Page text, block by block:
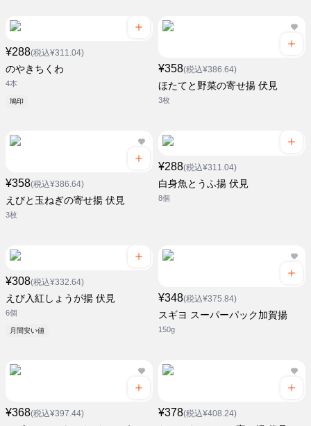
¥288(税込¥311.04)
のやきちくわ
4本
鳩印
¥358(税込¥386.64)
ほたてと野菜の寄せ揚 伏見
3枚
¥358(税込¥386.64)
えびと玉ねぎの寄せ揚 伏見
3枚
¥288(税込¥311.04)
白身魚とうふ揚 伏見
8個
¥308(税込¥332.64)
えび入紅しょうが揚 伏見
6個
月間安い値
¥348(税込¥375.84)
スギヨ スーパーパック加賀揚
150g
¥368(税込¥397.44) ¥378(税込¥408.24)